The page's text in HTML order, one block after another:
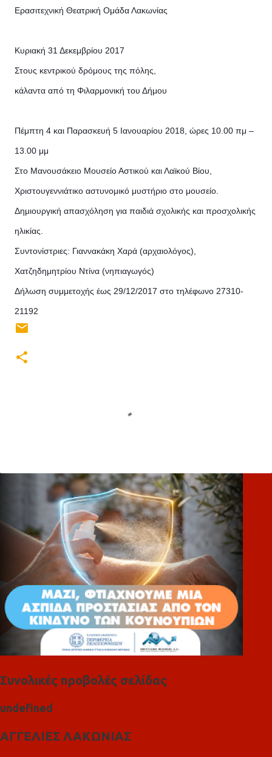
Ερασιτεχνική Θεατρική Ομάδα Λακωνίας
Κυριακή 31 Δεκεμβρίου 2017
Στους κεντρικού δρόμους της πόλης,
κάλαντα από τη Φιλαρμονική του Δήμου
Πέμπτη 4 και Παρασκευή 5 Ιανουαρίου 2018, ώρες 10.00 πμ –
13.00 μμ
Στο Μανουσάκειο Μουσείο Αστικού και Λαϊκού Βίου,
Χριστουγεννιάτικο αστυνομικό μυστήριο στο μουσείο.
Δημιουργική απασχόληση για παιδιά σχολικής και προσχολικής
ηλικίας.
Συντονίστριες: Γιαννακάκη Χαρά (αρχαιολόγος),
Χατζηδημητρίου Ντίνα (νηπιαγωγός)
Δήλωση συμμετοχής έως 29/12/2017 στο τηλέφωνο 27310-
21192
λ
Συνολικές προβολές σελίδας
undefned
ΑΓΓΕΛΙΕΣ ΛΑΚΩΝΙΑΣ